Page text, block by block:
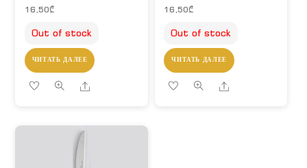
16,50₾
Out of stock
ЧИТАТЬ ДАЛЕЕ
Share
16,50₾
Out of stock
ЧИТАТЬ ДАЛЕЕ
Share